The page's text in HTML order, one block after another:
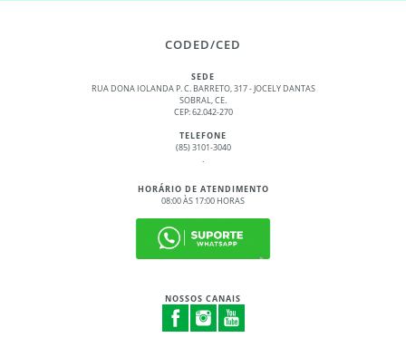
CODED/CED
SEDE
RUA DONA IOLANDA P. C. BARRETO, 317 - JOCELY DANTAS
SOBRAL, CE.
CEP: 62.042-270
TELEFONE
(85) 3101-3040
.
HORÁRIO DE ATENDIMENTO
08:00 ÀS 17:00 HORAS
NOSSOS CANAIS